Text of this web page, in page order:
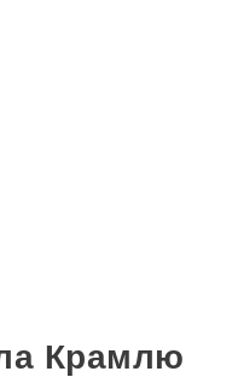
Крамлю